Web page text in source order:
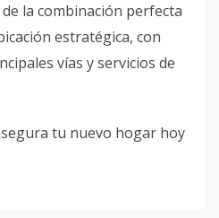
la combinación perfecta
estratégica, con
vías y servicios de
tu nuevo hogar hoy